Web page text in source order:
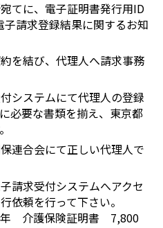
てに、電子証明書発行用ID
子請求登録結果に関するお知
を結び、代理人へ請求事務
システムにて代理人の登録
必要な書類を揃え、東京都
連合会にて正しい代理人で
請求受付システムへアクセ
依頼を行って下さい。
介護保険証明書 7,800